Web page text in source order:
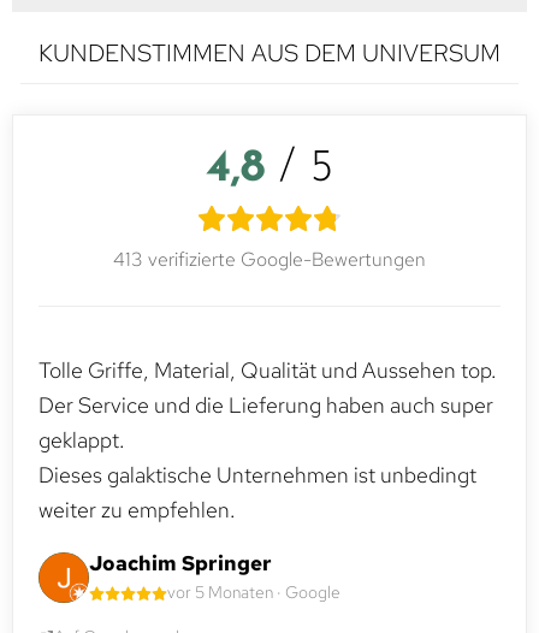
KUNDENSTIMMEN AUS DEM UNIVERSUM
4,8 / 5
413 verifizierte Google-Bewertungen
Tolle Griffe, Material, Qualität und Aussehen top.
Der Service und die Lieferung haben auch super
geklappt.
Dieses galaktische Unternehmen ist unbedingt
weiter zu empfehlen.
Joachim Springer
vor 5 Monaten · Google